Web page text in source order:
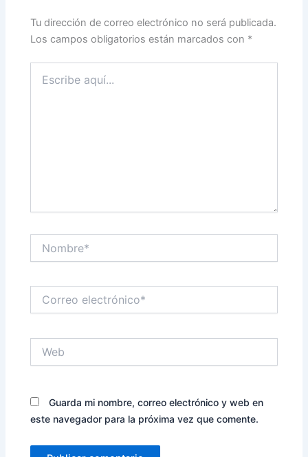
Tu dirección de correo electrónico no será publicada.
Los campos obligatorios están marcados con *
aquí...
electrónico*
Guarda mi nombre, correo electrónico y web en
este navegador para la próxima vez que comente.